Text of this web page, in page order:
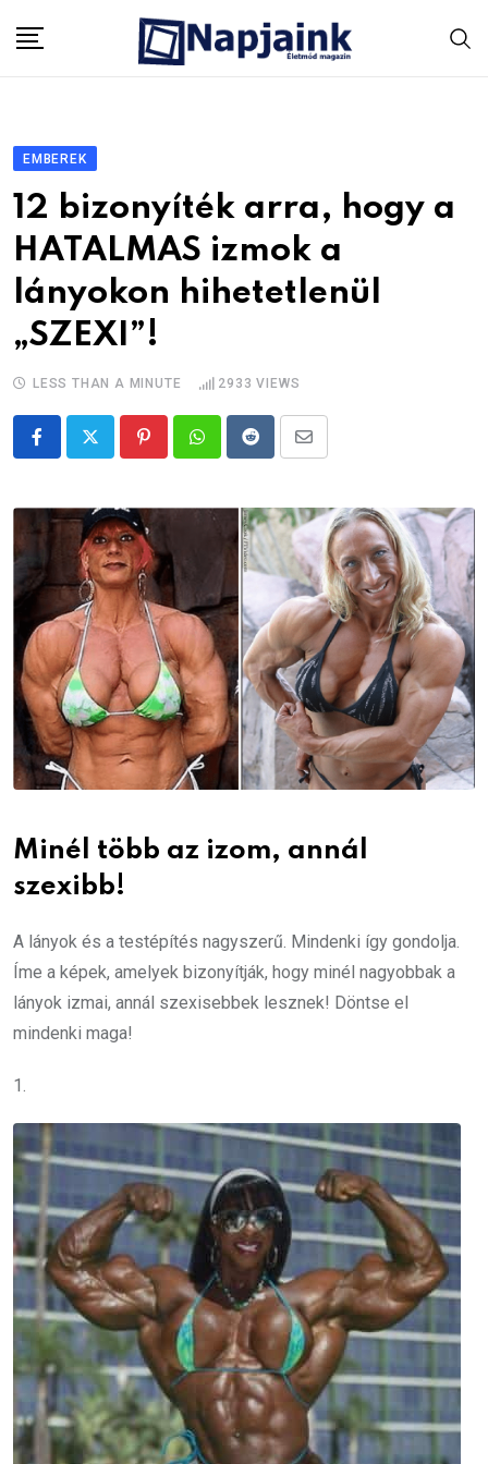
EMBEREK
12 bizonyíték arra, hogy a
HATALMAS izmok a
lányokon hihetetlenül
„SZEXI”!
LESS THAN A MINUTE 2933 VIEWS
PinterestWhatsappRedditShare
Email
Minél több az izom, annál
szexibb!
A lányok és a testépítés nagyszerű. Mindenki így gondolja.
Íme a képek, amelyek bizonyítják, hogy minél nagyobbak a
lányok izmai, annál szexisebbek lesznek! Döntse el
mindenki maga!
1.